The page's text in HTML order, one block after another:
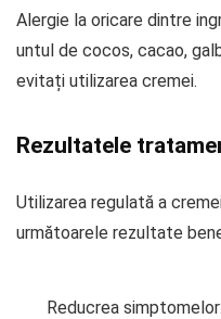
Alergie la oricare dintre
untul de cocos, cacao,
evitați utilizarea cremei.
Rezultatele
Utilizarea regulată a
următoarele rezultate
Reducrea